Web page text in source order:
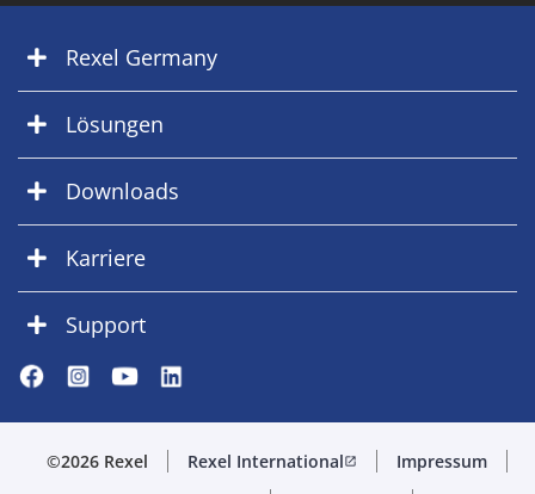
Rexel Germany
Lösungen
Downloads
Karriere
Support
©2026 Rexel Rexel Internationalopen_in_new
Impressum